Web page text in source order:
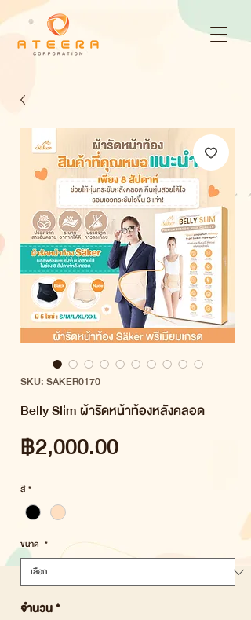
SKU: SAKER0170
Belly Slim ผ้ารัดหน้าท้องหลังคลอด
฿2,000.00ราคา
สี *
ขนาด *
จำนวน*